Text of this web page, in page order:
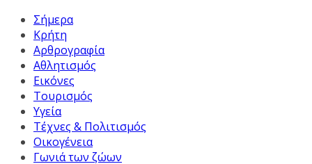
Σήμερα
Κρήτη
Αρθρογραφία
Αθλητισμός
Εικόνες
Τουρισμός
Υγεία
Τέχνες & Πολιτισμός
Οικογένεια
Γωνιά των ζώων